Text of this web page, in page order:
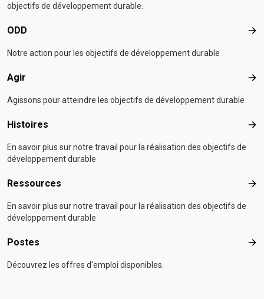
objectifs de développement durable.
ODD
Notre action pour les objectifs de développement durable
Agir Agir
Agissons pour atteindre les objectifs de développement durable
Histoires
En savoir plus sur notre travail pour la réalisation des objectifs de
développement durable
Ressources
En savoir plus sur notre travail pour la réalisation des objectifs de
développement durable
Postes
Découvrez les offres d'emploi disponibles.